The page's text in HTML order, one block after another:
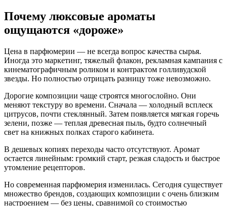
Почему люксовые ароматы
ощущаются «дороже»
Цена в парфюмерии — не всегда вопрос качества сырья.
Иногда это маркетинг, тяжелый флакон, рекламная кампания с
кинематографичным роликом и контрактом голливудской
звезды. Но полностью отрицать разницу тоже невозможно.
Дорогие композиции чаще строятся многослойно. Они
меняют текстуру во времени. Сначала — холодный всплеск
цитрусов, почти стеклянный. Затем появляется мягкая горечь
зелени, позже — теплая древесная пыль, будто солнечный
свет на книжных полках старого кабинета.
В дешевых копиях переходы часто отсутствуют. Аромат
остается линейным: громкий старт, резкая сладость и быстрое
утомление рецепторов.
Но современная парфюмерия изменилась. Сегодня существует
множество брендов, создающих композиции с очень близким
настроением — без цены, сравнимой со стоимостью